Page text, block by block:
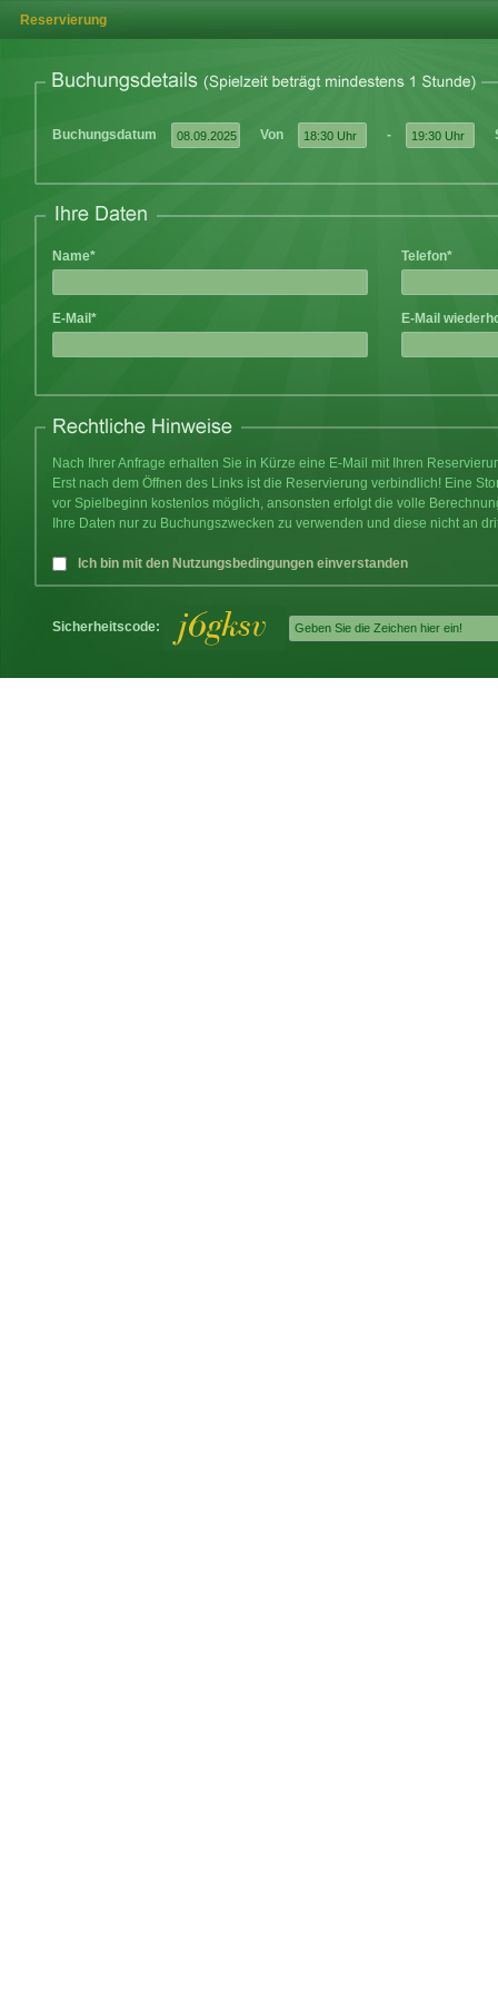
Reservierung
Buchungsdatum Von -
Name* Telefon*
E-Mail* E-Mail
Nach Ihrer Anfrage erhalten Sie in Kürze eine E-Mail mit Ihren
Erst nach dem Öffnen des Links ist die Reservierung verbindlich! Eine
vor Spielbeginn kostenlos möglich, ansonsten erfolgt die volle
Ihre Daten nur zu Buchungszwecken zu verwenden und diese nicht an
Ich bin mit den Nutzungsbedingungen einverstanden
Sicherheitscode: